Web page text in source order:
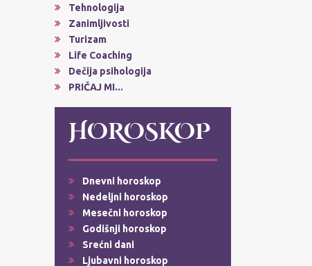
Tehnologija
Zanimljivosti
Turizam
Life Coaching
Dečija psihologija
PRIČAJ MI...
HOROSKOP
Dnevni horoskop
Nedeljni horoskop
Mesečni horoskop
Godišnji horoskop
Srećni dani
Ljubavni horoskop